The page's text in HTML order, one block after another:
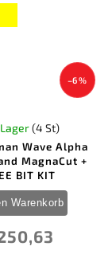
–6 %
Wave Alpha
MagnaCut +
BIT KIT
(4 St)
Warenkorb